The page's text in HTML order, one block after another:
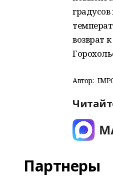
возврат
Автор:
Партнеры